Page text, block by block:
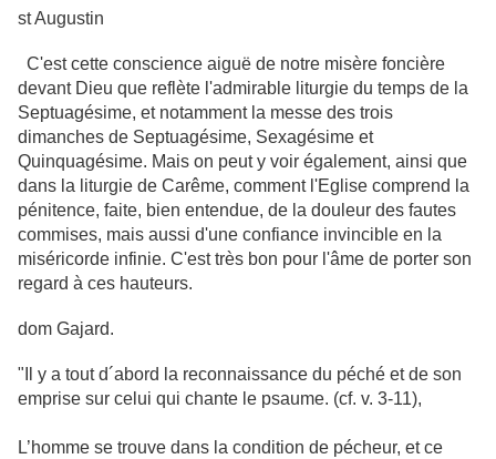
st Augustin
C'est cette conscience aiguë de notre misère foncière
devant Dieu que reflète l'admirable liturgie du temps de la
Septuagésime, et notamment la messe des trois
dimanches de Septuagésime, Sexagésime et
Quinquagésime. Mais on peut y voir également, ainsi que
dans la liturgie de Carême, comment l'Eglise comprend la
pénitence, faite, bien entendue, de la douleur des fautes
commises, mais aussi d'une confiance invincible en la
miséricorde infinie. C'est très bon pour l'âme de porter son
regard à ces hauteurs.
dom Gajard.
"Il y a tout d´abord la reconnaissance du péché et de son
emprise sur celui qui chante le psaume. (cf. v. 3-11),
L’homme se trouve dans la condition de pécheur, et ce